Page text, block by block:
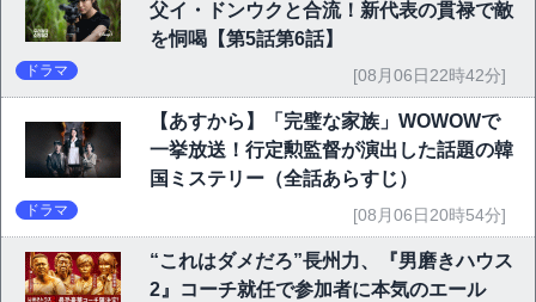
父イ・ドンウクと合流！新代表の貫禄で敵
を恫喝【第5話第6話】
ドラマ [08月06日22時42分]
【あすから】「完璧な家族」WOWOWで
一挙放送！行定勲監督が演出した話題の韓
国ミステリー（全話あらすじ）
ドラマ [08月06日20時54分]
“これはダメだろ”長州力、『男磨きハウス
2』コーチ就任で参加者に本気のエール